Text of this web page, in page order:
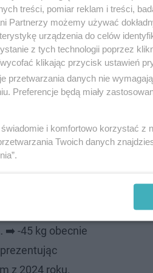
ile teraz waży
jednak w ostatnich
z sylwetką. Klaudia
żywieniowe, wprowadziła
ile ważyła w momencie, kiedy
życie🔥🥰💪
➡️ -45 kg obecnie
z 2024 roku.
treści, pomiar reklam i treści,
Partnerzy możemy używać
urządzenia do celów
z tych technologii poprzez
klikając przycisk ustawień
przetwarzania danych nie
Preferencje będą miały
i komfortowo korzystać z
Twoich danych